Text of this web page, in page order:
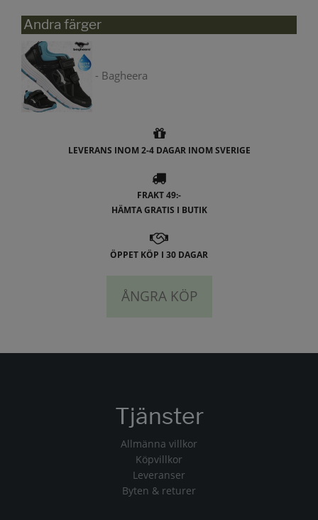
Andra färger
- Bagheera
LEVERANS INOM 2-4 DAGAR INOM SVERIGE
FRAKT 49:-
HÄMTA GRATIS I BUTIK
ÖPPET KÖP I 30 DAGAR
ÅNGRA KÖP
Tjänster
Allmänna villkor
Köpvillkor
Leveranser
Byten & returer